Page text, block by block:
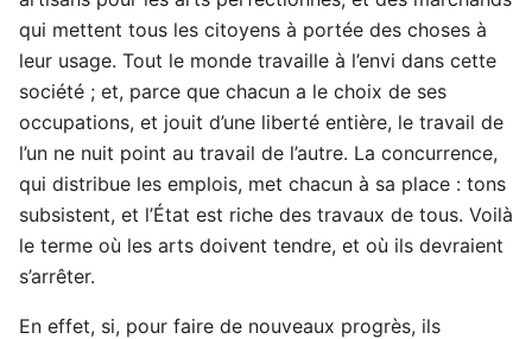
qui mettent tous les citoyens à portée des choses à
leur usage. Tout le monde travaille à l’envi dans cette
société ; et, parce que chacun a le choix de ses
occupations, et jouit d’une liberté entière, le travail de
l’un ne nuit point au travail de l’autre. La concurrence,
qui distribue les emplois, met chacun à sa place : tons
subsistent, et l’État est riche des travaux de tous. Voilà
le terme où les arts doivent tendre, et où ils devraient
s’arrêter.
En effet, si, pour faire de nouveaux progrès, ils